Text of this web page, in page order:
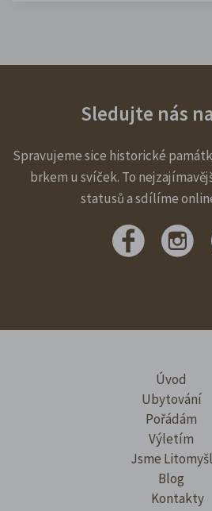
Sledujte nás
Spravujeme sice historické
brkem u svíček. To
statusů a sdílíme
Úvod
Ubytování
Pořádám
Výletím
Jsme Litomyšl
Blog
Kontakty